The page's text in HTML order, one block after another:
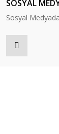
SOSYAL
Sosyal